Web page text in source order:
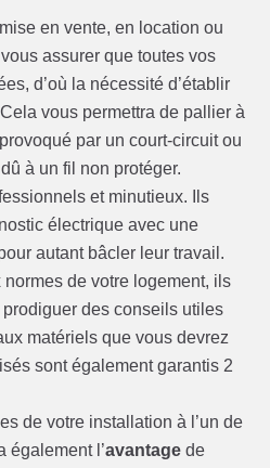
en vente, en location ou
assurer que toutes vos
d’où la nécessité d’établir
vous permettra de pallier à
par un court-circuit ou
à un fil non protéger.
et minutieux. Ils
électrique avec une
autant bâcler leur travail.
de votre logement, ils
des conseils utiles
matériels que vous devrez
sont également garantis 2
de votre installation à l’un de
également l’avantage de